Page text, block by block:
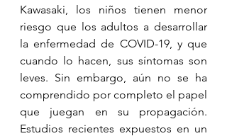
Kawasaki, los niños tienen menor
riesgo que los adultos a desarrollar
la enfermedad de COVID-19, y que
cuando lo hacen, sus síntomas son
leves. Sin embargo, aún no se ha
comprendido por completo el papel
que juegan en su propagación.
Estudios recientes expuestos en un